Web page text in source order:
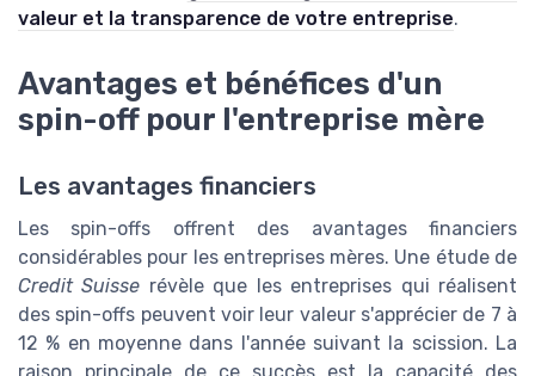
valeur et la transparence de votre entreprise.
Avantages et bénéfices d'un
spin-off pour l'entreprise mère
Les avantages financiers
Les spin-offs offrent des avantages financiers
considérables pour les entreprises mères. Une étude de
Credit Suisse révèle que les entreprises qui réalisent
des spin-offs peuvent voir leur valeur s'apprécier de 7 à
12 % en moyenne dans l'année suivant la scission. La